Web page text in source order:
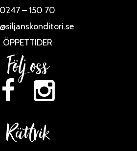
0247 – 150 70
ÖPPETTIDER
Följ oss
Rättvik